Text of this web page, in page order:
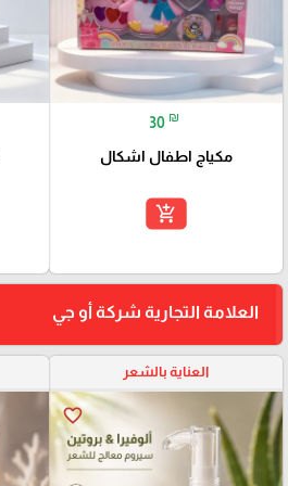
30 ₪
مكياج اطفال اشكال
add_shopping_cart
العلامة التجارية شركة أو جي
العناية بالشعر
favorite_border